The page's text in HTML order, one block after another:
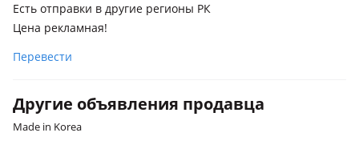
Есть отправки в другие регионы РК
Цена рекламная!
Перевести
Другие объявления продавца
Made in Korea